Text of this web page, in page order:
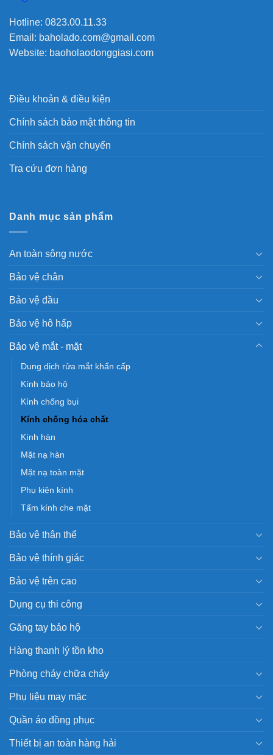
Hotline: 0823.00.11.33
Email: baholado.com@gmail.com
Website: baoholaodonggiasi.com
Điều khoản & điều kiện
Chính sách bảo mật thông tin
Chính sách vận chuyển
Tra cứu đơn hàng
Danh mục sản phẩm
An toàn sông nước
Bảo vệ chân
Bảo vệ đầu
Bảo vệ hô hấp
Bảo vệ mắt - mặt
Dung dịch rửa mắt khẩn cấp
Kính bảo hộ
Kính chống bụi
Kính chống hóa chất
Kính hàn
Mặt nạ hàn
Mặt nạ toàn mặt
Phụ kiện kính
Tấm kính che mặt
Bảo vệ thân thể
Bảo vệ thính giác
Bảo vệ trên cao
Dụng cụ thi công
Găng tay bảo hộ
Hàng thanh lý tồn kho
Phòng cháy chữa cháy
Phụ liệu may mặc
Quần áo đồng phục
Thiết bị an toàn hàng hải